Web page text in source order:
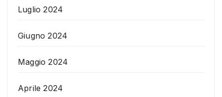
Luglio 2024
Giugno 2024
Maggio 2024
Aprile 2024